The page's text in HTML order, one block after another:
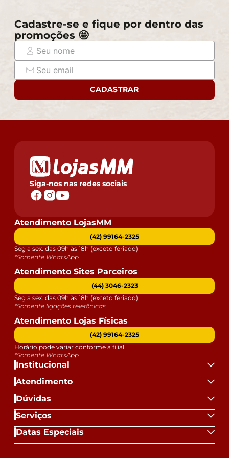
com a entrega do produto.
Cadastre-se e fique por dentro das
promoções 🤩
CADASTRAR
Siga-nos nas redes sociais
Institucional
Atendimento
Dúvidas
Serviços
Datas Especiais
Atendimento LojasMM
(42) 99164-2325
Seg a sex. das 09h às 18h (exceto feriado)
*Somente WhatsApp
Atendimento Sites Parceiros
(44) 3046-2323
Seg a sex. das 09h às 18h (exceto feriado)
*Somente ligações telefônicas
Atendimento Lojas Físicas
(42) 99164-2325
Horário pode variar conforme a filial
*Somente WhatsApp